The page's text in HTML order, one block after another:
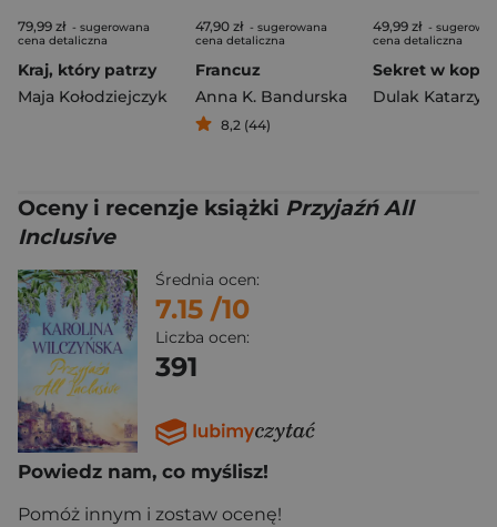
79,99 zł - sugerowana
cena detaliczna
Kraj, który patrzy
Maja Kołodziejczyk
47,90 zł - sugerowana
cena detaliczna
Francuz
Anna K. Bandurska
8,2 (44)
49,99 zł -
cena detaliczna
Sekret w
Dulak
Oceny i recenzje książki Przyjaźń All
Inclusive
Średnia ocen:
7.15 /10
Liczba ocen:
391
Powiedz nam, co myślisz!
Pomóż innym i zostaw ocenę!